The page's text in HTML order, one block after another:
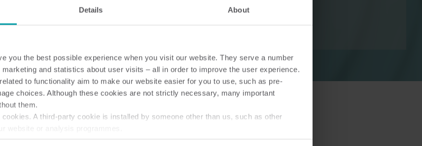
Details About
you the best possible experience when you visit our website. They serve a number
and statistics about user visits – all in order to improve the user experience.
to functionality aim to make our website easier for you to use, such as pre-
choices. Although these cookies are not strictly necessary, many important
them.
A third-party cookie is installed by someone other than us, such as other
website or analysis programmes.
your consent from the Cookie Declarationhere.